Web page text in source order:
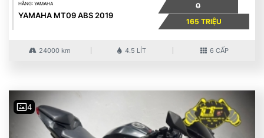
HÃNG: YAMAHA
YAMAHA MT09 ABS 2019
0
165 TRIỆU
24000 km 4.5 LÍT 6 CẤP
4